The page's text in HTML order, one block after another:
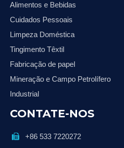
Alimentos e Bebidas
Cuidados Pessoais
Limpeza Doméstica
Tingimento Têxtil
Fabricação de papel
Mineração e Campo Petrolífero
Industrial
CONTATE-NOS
 +86 533 7220272